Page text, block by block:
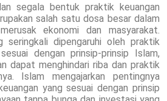
segala bentuk praktik keuangan
salah satu dosa besar dalam
ekonomi dan masyarakat.
seringkali dipengaruhi oleh praktik
dengan prinsip-prinsip Islam,
dapat menghindari riba dan praktik
Islam mengajarkan pentingnya
yang sesuai dengan prinsip